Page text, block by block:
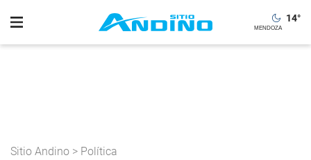
14°
Sitio Andino > Política